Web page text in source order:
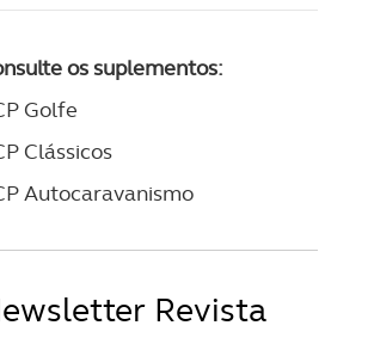
os suplementos:
Golfe
Clássicos
Autocaravanismo
Revista